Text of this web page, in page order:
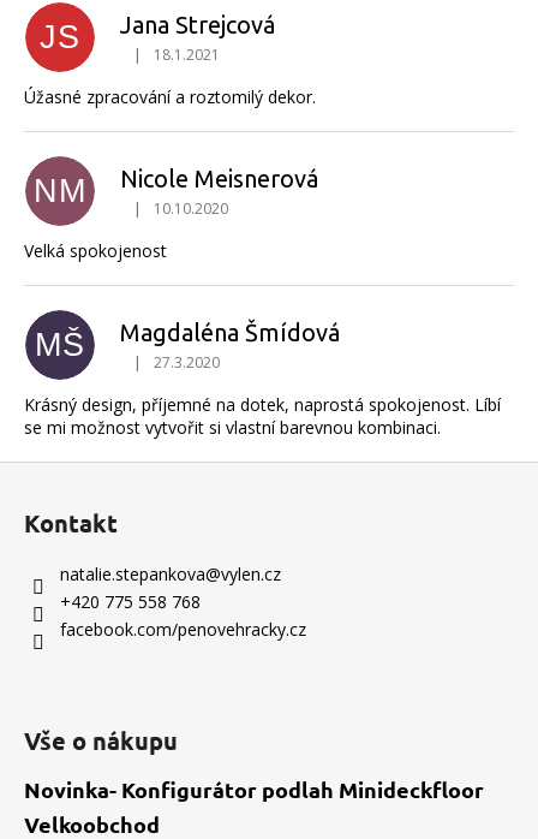
JS Jana Strejcová
Hodnocení produktu je 5 z 5 hvězdiček.
| 18.1.2021
Úžasné zpracování a roztomilý dekor.
NM Nicole Meisnerová
Hodnocení produktu je 5 z 5 hvězdiček.
| 10.10.2020
Velká spokojenost
MŠ Magdaléna Šmídová
Hodnocení produktu je 5 z 5 hvězdiček.
| 27.3.2020
Krásný design, příjemné na dotek, naprostá spokojenost. Líbí
se mi možnost vytvořit si vlastní barevnou kombinaci.
Kontakt
natalie.stepankova@vylen.cz
+420 775 558 768
facebook.com/penovehracky.cz
Vše o nákupu
Novinka- Konfigurátor podlah Minideckfloor
Velkoobchod